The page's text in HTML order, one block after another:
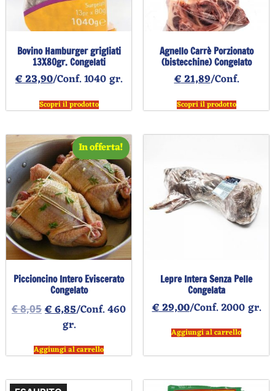
Bovino Hamburger grigliati
13X80gr. Congelati
€23,90/Conf. 1040 gr.
Scopri il prodotto
Agnello Carrè Porzionato
(bistecchine) Congelato
€21,89/Conf.
Scopri il prodotto
In offerta!
Piccioncino Intero Eviscerato
Congelato
€8,05 €6,85/Conf. 460
gr.
Aggiungi al carrello
Lepre Intera Senza Pelle
Congelata
€29,00/Conf. 2000 gr.
Aggiungi al carrello